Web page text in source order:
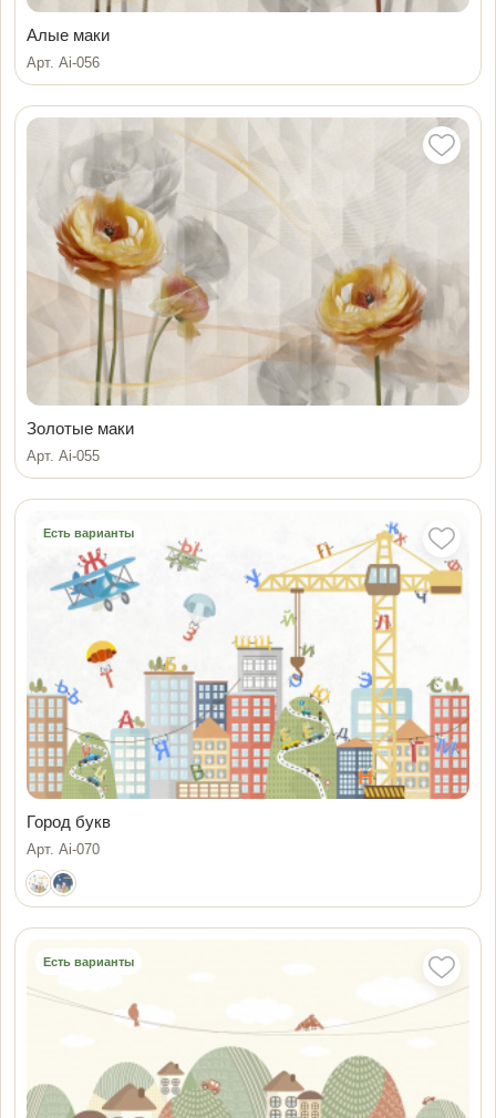
Алые маки
Арт. Ai-056
Золотые маки
Арт. Ai-055
Есть варианты
Город букв
Арт. Ai-070
Есть варианты